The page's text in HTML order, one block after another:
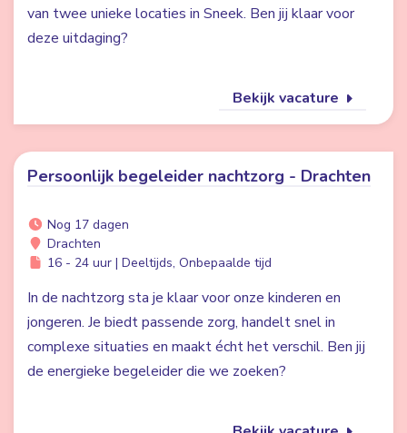
van twee unieke locaties in Sneek. Ben jij klaar voor
deze uitdaging?
Bekijk vacature
Persoonlijk begeleider nachtzorg - Drachten
Nog 17 dagen
Drachten
16 - 24 uur | Deeltijds, Onbepaalde tijd
In de nachtzorg sta je klaar voor onze kinderen en
jongeren. Je biedt passende zorg, handelt snel in
complexe situaties en maakt écht het verschil. Ben jij
de energieke begeleider die we zoeken?